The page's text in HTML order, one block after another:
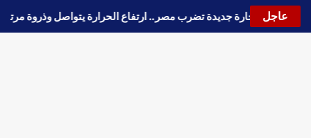
عاجل
🔵 موجة حارة جديدة تضرب مصر.. ارتفاع الحرارة يتواصل وذروة